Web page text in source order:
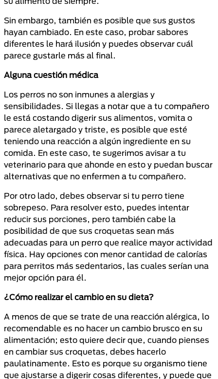
Sin embargo, también es posible que sus gustos
hayan cambiado. En este caso, probar sabores
diferentes le hará ilusión y puedes observar cuál
parece gustarle más al final.
Alguna cuestión médica
Los perros no son inmunes a alergias y
sensibilidades. Si llegas a notar que a tu compañero
le está costando digerir sus alimentos, vomita o
parece aletargado y triste, es posible que esté
teniendo una reacción a algún ingrediente en su
comida. En este caso, te sugerimos avisar a tu
veterinario para que ahonde en esto y puedan buscar
alternativas que no enfermen a tu compañero.
Por otro lado, debes observar si tu perro tiene
sobrepeso. Para resolver esto, puedes intentar
reducir sus porciones, pero también cabe la
posibilidad de que sus croquetas sean más
adecuadas para un perro que realice mayor actividad
física. Hay opciones con menor cantidad de calorías
para perritos más sedentarios, las cuales serían una
mejor opción para él.
¿Cómo realizar el cambio en su dieta?
A menos de que se trate de una reacción alérgica, lo
recomendable es no hacer un cambio brusco en su
alimentación; esto quiere decir que, cuando pienses
en cambiar sus croquetas, debes hacerlo
paulatinamente. Esto es porque su organismo tiene
que ajustarse a digerir cosas diferentes, y puede que